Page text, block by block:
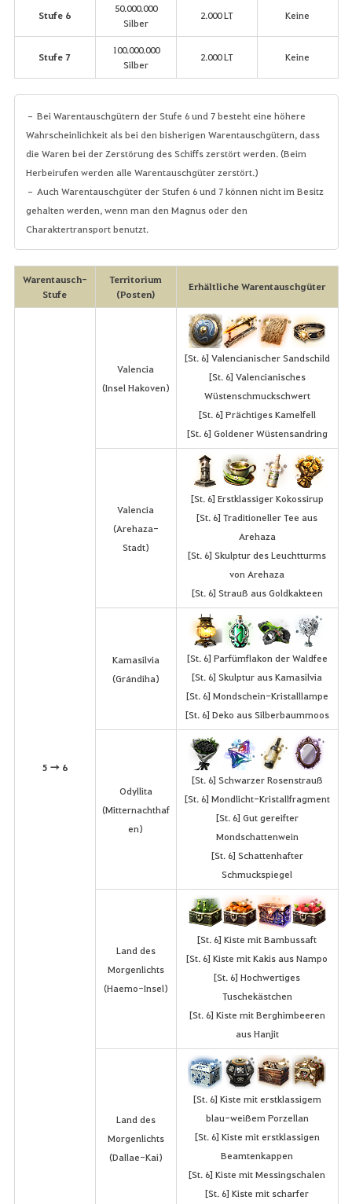
Stufe 6
50.000.000
Silber
2.000 LT Keine
Stufe 7
100.000.000
Silber
2.000 LT Keine
– Bei Warentauschgütern der Stufe 6 und 7 besteht eine höhere
Wahrscheinlichkeit als bei den bisherigen Warentauschgütern, dass
die Waren bei der Zerstörung des Schiffs zerstört werden. (Beim
Herbeirufen werden alle Warentauschgüter zerstört.)
– Auch Warentauschgüter der Stufen 6 und 7 können nicht im Besitz
gehalten werden, wenn man den Magnus oder den
Charaktertransport benutzt.
Warentausch-
Stufe
Territorium
(Posten)
Erhältliche Warentauschgüter
5 → 6
Valencia
(Insel Hakoven)
[St. 6] Valencianischer Sandschild
[St. 6] Valencianisches
Wüstenschmuckschwert
[St. 6] Prächtiges Kamelfell
[St. 6] Goldener Wüstensandring
Valencia
(Arehaza-
Stadt)
[St. 6] Erstklassiger Kokossirup
[St. 6] Traditioneller Tee aus
Arehaza
[St. 6] Skulptur des Leuchtturms
von Arehaza
[St. 6] Strauß aus Goldkakteen
Kamasilvia
(Grándiha)
[St. 6] Parfümflakon der Waldfee
[St. 6] Skulptur aus Kamasilvia
[St. 6] Mondschein-Kristalllampe
[St. 6] Deko aus Silberbaummoos
Odyllita
(Mitternachthaf
en)
[St. 6] Schwarzer Rosenstrauß
[St. 6] Mondlicht-Kristallfragment
[St. 6] Gut gereifter
Mondschattenwein
[St. 6] Schattenhafter
Schmuckspiegel
Land des
Morgenlichts
(Haemo-Insel)
[St. 6] Kiste mit Bambussaft
[St. 6] Kiste mit Kakis aus Nampo
[St. 6] Hochwertiges
Tuschekästchen
[St. 6] Kiste mit Berghimbeeren
aus Hanjit
Land des
Morgenlichts
(Dallae-Kai)
[St. 6] Kiste mit erstklassigem
blau-weißem Porzellan
[St. 6] Kiste mit erstklassigen
Beamtenkappen
[St. 6] Kiste mit Messingschalen
[St. 6] Kiste mit scharfer